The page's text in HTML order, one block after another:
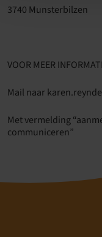
3740 Munsterbilzen
VOOR MEER
Mail naar
Met vermelding
communiceren”